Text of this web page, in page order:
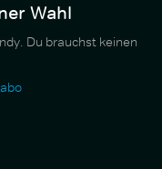
Wahl
Du brauchst keinen